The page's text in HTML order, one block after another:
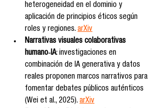
heterogeneidad en el dominio y
aplicación de principios éticos según
roles y regiones. arXiv
Narrativas visuales colaborativas
humano‑IA: investigaciones en
combinación de IA generativa y datos
reales proponen marcos narrativos para
fomentar debates públicos auténticos
(Wei et al., 2025). arXiv